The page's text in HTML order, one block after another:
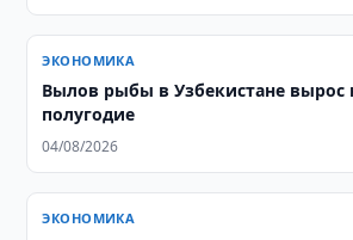
ЭКОНОМИКА
Вылов рыбы в Узбекистане вырос
полугодие
04/08/2026
ЭКОНОМИКА